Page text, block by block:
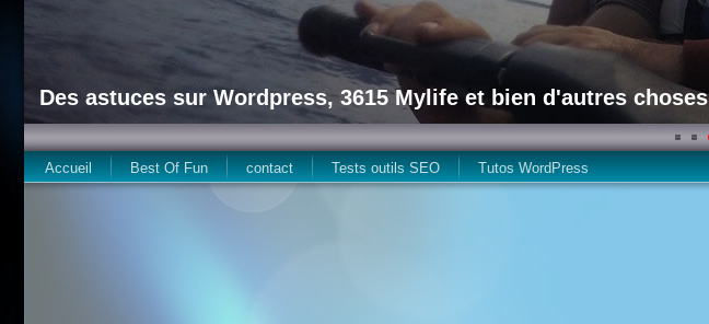
Des astuces sur Wordpress, 3615 Mylife et bien d'autres choses
Accueil Best Of Fun contact Tests outils SEO Tutos WordPress